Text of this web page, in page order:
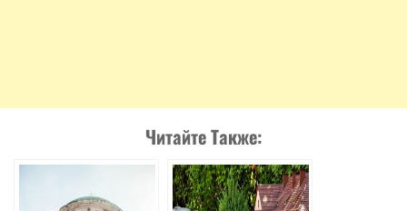
Читайте Также: